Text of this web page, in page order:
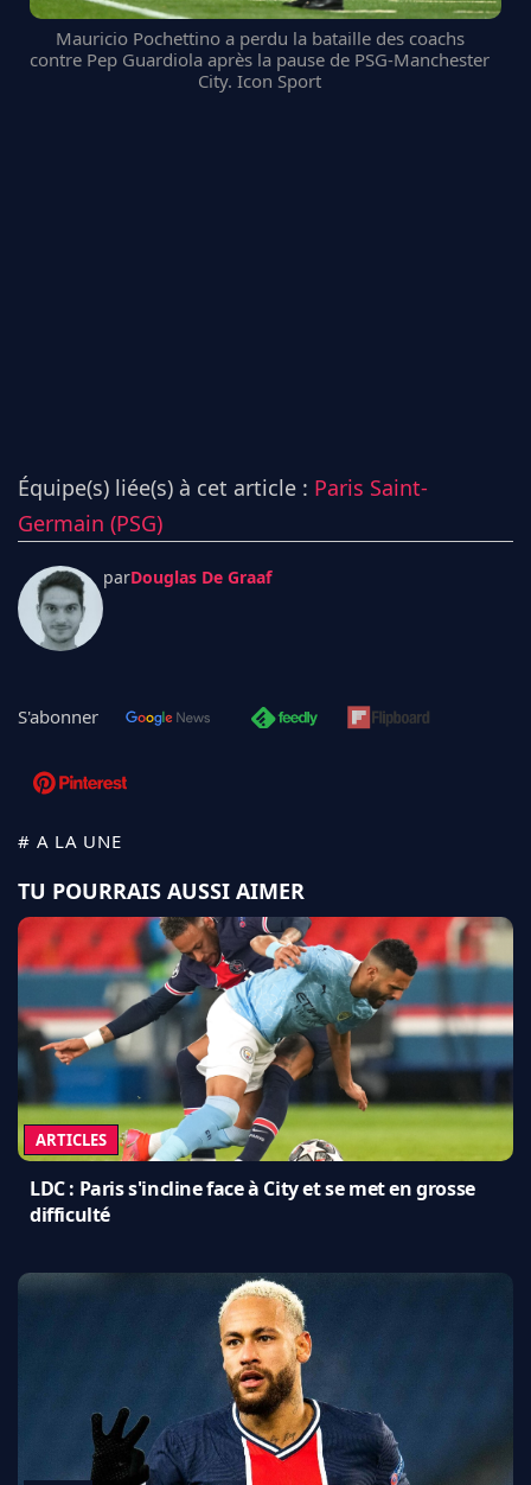
Mauricio Pochettino a perdu la bataille des coachs
contre Pep Guardiola après la pause de PSG-Manchester
City. Icon Sport
Équipe(s) liée(s) à cet article : Paris Saint-
Germain (PSG)
parDouglas De Graaf
S'abonner
# A LA UNE
TU POURRAIS AUSSI AIMER
ARTICLES
LDC : Paris s'incline face à City et se met en grosse
difficulté